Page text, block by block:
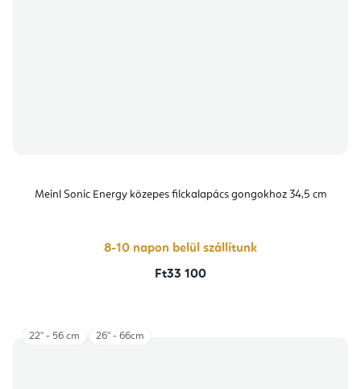
Meinl Sonic Energy közepes filckalapács gongokhoz 34,5 cm
8-10 napon belül szállítunk
Ft33 100
22" - 56 cm 26'' - 66cm